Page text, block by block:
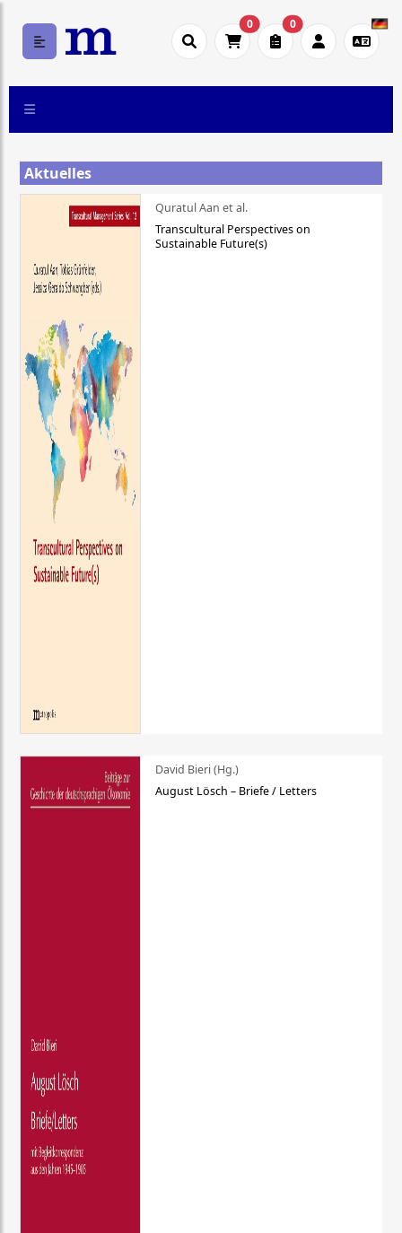
0 0
Aktuelles
Quratul Aan et al.
Transcultural Perspectives on
Sustainable Future(s)
David Bieri (Hg.)
August Lösch – Briefe / Letters